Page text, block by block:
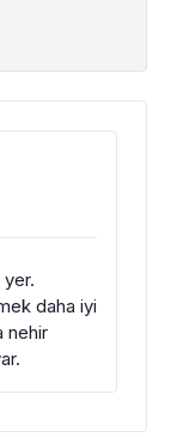
daha iyi
nehir